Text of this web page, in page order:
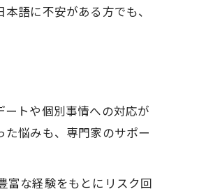
語に不安がある方でも、
トや個別事情への対応が
悩みも、専門家のサポー
富な経験をもとにリスク回